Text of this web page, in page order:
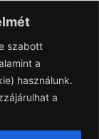
szabott
a
használunk.
a